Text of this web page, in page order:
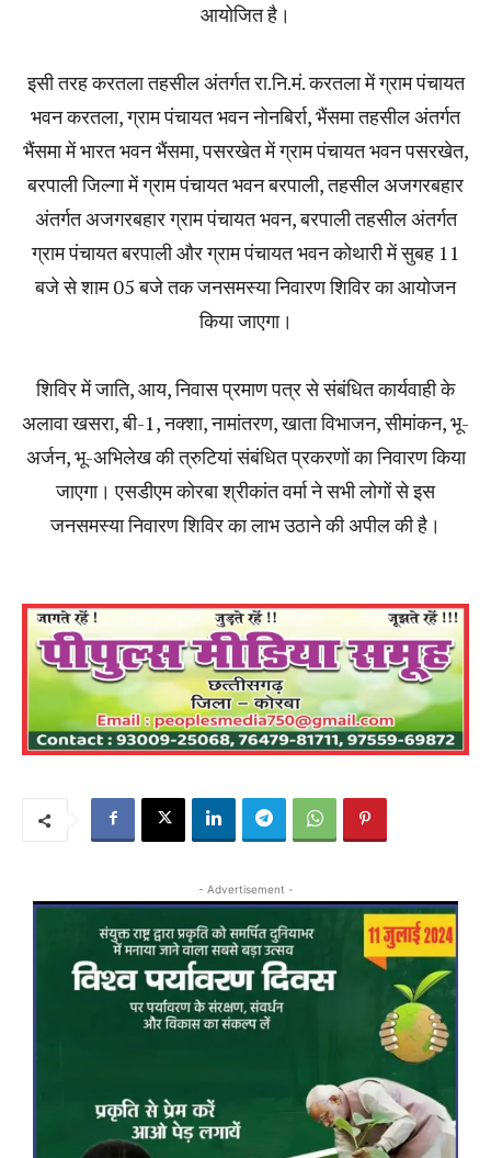
आयोजित है।
इसी तरह करतला तहसील अंतर्गत रा.नि.मं. करतला में ग्राम पंचायत
भवन करतला, ग्राम पंचायत भवन नोनबिर्रा, भैंसमा तहसील अंतर्गत
भैंसमा में भारत भवन भैंसमा, पसरखेत में ग्राम पंचायत भवन पसरखेत,
बरपाली जिल्गा में ग्राम पंचायत भवन बरपाली, तहसील अजगरबहार
अंतर्गत अजगरबहार ग्राम पंचायत भवन, बरपाली तहसील अंतर्गत
ग्राम पंचायत बरपाली और ग्राम पंचायत भवन कोथारी में सुबह 11
बजे से शाम 05 बजे तक जनसमस्या निवारण शिविर का आयोजन
किया जाएगा।
शिविर में जाति, आय, निवास प्रमाण पत्र से संबंधित कार्यवाही के
अलावा खसरा, बी-1, नक्शा, नामांतरण, खाता विभाजन, सीमांकन, भू-
अर्जन, भू-अभिलेख की त्रुटियां संबंधित प्रकरणों का निवारण किया
जाएगा। एसडीएम कोरबा श्रीकांत वर्मा ने सभी लोगों से इस
जनसमस्या निवारण शिविर का लाभ उठाने की अपील की है।
- Advertisement -